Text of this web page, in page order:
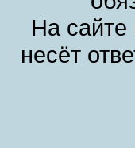
На
несёт